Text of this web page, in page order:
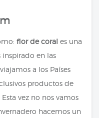
flor de coral es una
inspirado en las
a los Países
productos de
Esta vez no nos vamos
hacemos un